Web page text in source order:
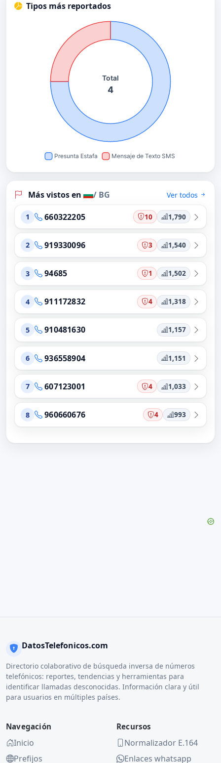
Tipos más reportados
Más vistos en / BG Ver todos
1 660322205 10 1,790
2 919330096 3 1,540
3 94685 1 1,502
4 911172832 4 1,318
5 910481630 1,157
6 936558904 1,151
7 607123001 4 1,033
8 960660676 4 993
DatosTelefonicos.com
Directorio colaborativo de búsqueda inversa de números
telefónicos: reportes, tendencias y herramientas para
identificar llamadas desconocidas. Información clara y útil
para usuarios en múltiples países.
Navegación
Inicio
Prefijos
Recursos
Normalizador E.164
Enlaces whatsapp